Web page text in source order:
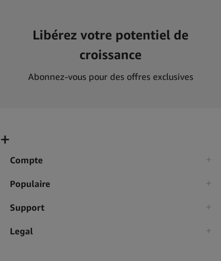
Libérez votre potentiel de
croissance
Abonnez-vous pour des offres exclusives
Compte
Populaire
Support
Legal